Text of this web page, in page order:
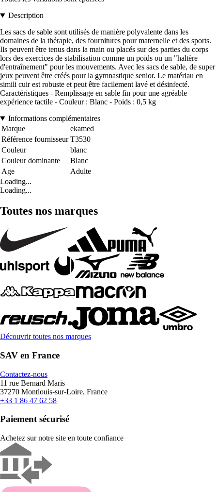
Description
Les sacs de sable sont utilisés de manière polyvalente dans les
domaines de la thérapie, des fournitures pour maternelle et des sports.
Ils peuvent être tenus dans la main ou placés sur des parties du corps
lors des exercices de stabilisation comme un poids ou un "haltère
d'entraînement" pour les mouvements. Avec les sacs de sable, de super
jeux peuvent être créés pour la gymnastique senior. Le matériau en
simili cuir est robuste et peut être facilement lavé et désinfecté.
Caractéristiques - Remplissage en sable fin pour une agréable
expérience tactile - Couleur : Blanc - Poids : 0,5 kg
Informations complémentaires
Marque
ekamed
Référence fournisseur T3530
Couleur
blanc
Couleur dominante
Blanc
Age
Adulte
Loading...
Loading...
Toutes nos marques
Découvrir toutes nos marques
SAV en France
Contactez-nous
11 rue Bernard Maris
37270 Montlouis-sur-Loire, France
+33 1 86 47 62 58
Paiement sécurisé
Achetez sur notre site en toute confiance